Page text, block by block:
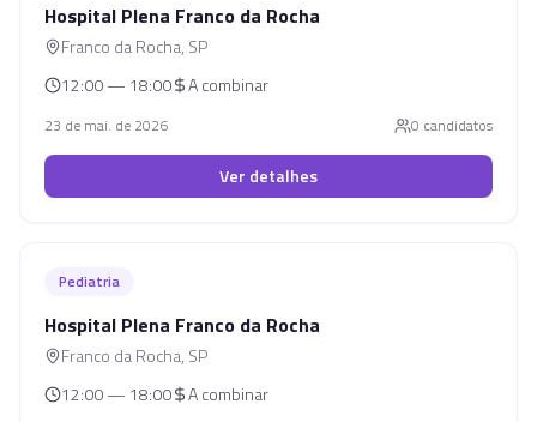
Hospital Plena Franco da Rocha
Franco da Rocha, SP
12:00 — 18:00
A combinar
23 de mai. de 2026 0 candidatos
Ver detalhes
Pediatria
Hospital Plena Franco da Rocha
Franco da Rocha, SP
12:00 — 18:00
A combinar